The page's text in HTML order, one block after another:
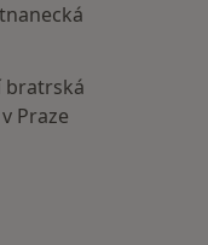
bratrská
Praze